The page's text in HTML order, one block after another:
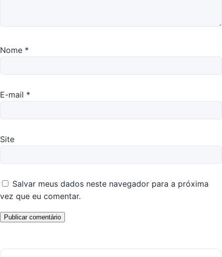
Nome *
E-mail *
Site
Salvar meus dados neste navegador para a próxima
vez que eu comentar.